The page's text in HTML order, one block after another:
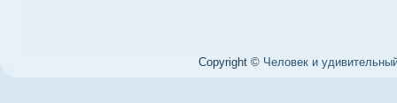
Copyright © Человек и